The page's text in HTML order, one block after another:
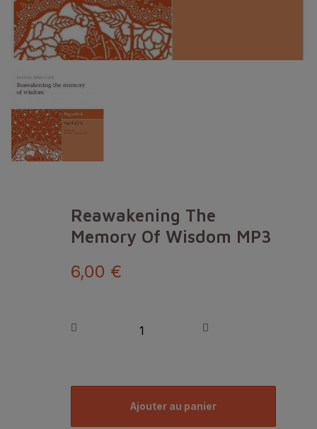
Reawakening The
Memory Of Wisdom MP3
6,00 €
ajouter au panier